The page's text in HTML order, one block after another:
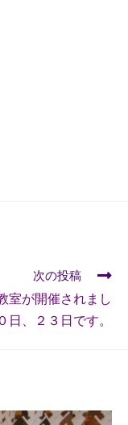
次の投稿
室が開催されまし
日、２３日です。